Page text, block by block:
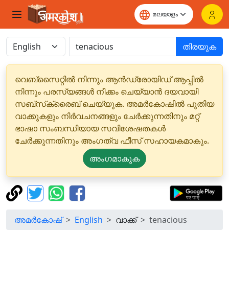
തിരയുക
വെബ്‌സൈറ്റിൽ നിന്നും ആൻഡ്രോയിഡ് ആപ്പിൽ
നിന്നും പരസ്യങ്ങൾ നീക്കം ചെയ്യാൻ ദയവായി
സബ്‌സ്‌ക്രൈബ് ചെയ്യുക. അമർകോഷിൽ പുതിയ
വാക്കുകളും നിർവചനങ്ങളും ചേർക്കുന്നതിനും മറ്റ്
ഭാഷാ സംബന്ധിയായ സവിശേഷതകൾ
ചേർക്കുന്നതിനും അംഗത്വ ഫീസ് സഹായകമാകും.
അംഗമാകുക
അമർകോഷ് English വാക്ക് tenacious